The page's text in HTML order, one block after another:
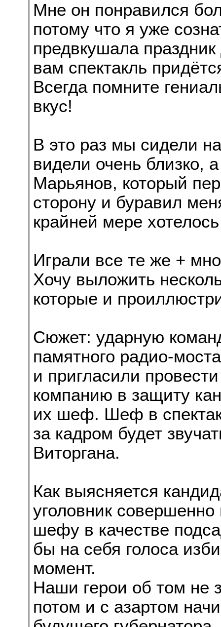
Мне он понравился
потому что я уже
предвкушала праздник
вам спектакль
Всегда помните
вкус!
В это раз мы сидели
видели очень
Марьянов, который
сторону и буравил
крайней мере
Играли все те же +
Хочу выложить
которые и
Сюжет: ударную
памятного радио-
и пригласили
компанию в защиту
их шеф. Шеф в
за кадром будет
Виторгана.
Как выясняется
уголовник
шефу в качестве
бы на себя голоса
момент.
Наши герои об том не
потом и с азартом